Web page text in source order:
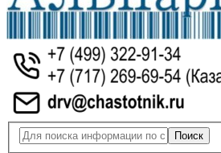
Поиск